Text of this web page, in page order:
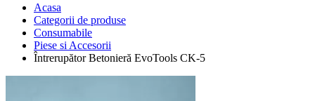
Acasa
Categorii de produse
Consumabile
Piese si Accesorii
Întrerupător Betonieră EvoTools CK-5